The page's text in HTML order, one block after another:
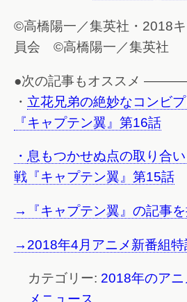
©高橋陽一／集英社・2018
員会 ©高橋陽一／集英社
●次の記事もオススメ
・ 立花兄弟の絶妙なコンビ
『キャプテン翼』第16話
・ 息もつかせぬ点の取り合
戦『キャプテン翼』第15話
→『キャプテン翼』の記事
→2018年4月アニメ新番組特
カテゴリー: 2018年のアニ
メニュース